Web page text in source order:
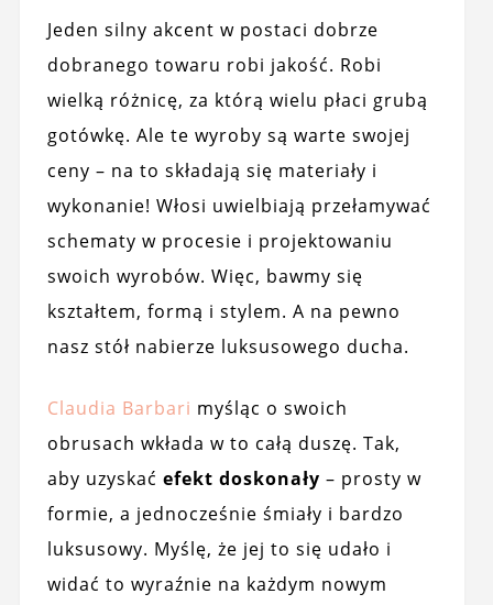
Jeden silny akcent w postaci dobrze
dobranego towaru robi jakość. Robi
wielką różnicę, za którą wielu płaci grubą
gotówkę. Ale te wyroby są warte swojej
ceny – na to składają się materiały i
wykonanie! Włosi uwielbiają przełamywać
schematy w procesie i projektowaniu
swoich wyrobów. Więc, bawmy się
kształtem, formą i stylem. A na pewno
nasz stół nabierze luksusowego ducha.
Claudia Barbari myśląc o swoich
obrusach wkłada w to całą duszę. Tak,
aby uzyskać efekt doskonały – prosty w
formie, a jednocześnie śmiały i bardzo
luksusowy. Myślę, że jej to się udało i
widać to wyraźnie na każdym nowym